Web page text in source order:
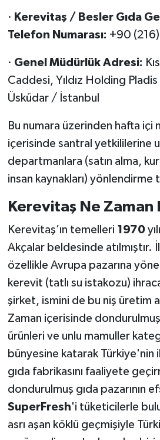
· Kerevitaş / Besler Gıda
Telefon Numarası: +90
· Genel Müdürlük Adresi:
Caddesi, Yıldız Holding
Üsküdar / İstanbul
Bu numara üzerinden hafta içi
içerisinde santral yetkililerine
departmanlara (satın alma,
insan kaynakları)
Kerevitaş Ne Zaman
Kerevitaş’ın temelleri 1970
Akçalar beldesinde atılmıştır.
özellikle Avrupa pazarına
kerevit (tatlı su istakozu)
şirket, ismini de bu niş üretim
Zaman içerisinde
ürünleri ve unlu mamuller
bünyesine katarak Türkiye'nin
gıda fabrikasını faaliyete
dondurulmuş gıda pazarının
SuperFresh'i tüketicilerle
asrı aşan köklü geçmişiyle